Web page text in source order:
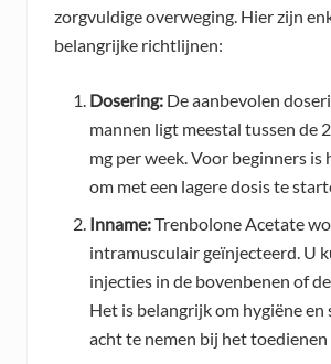
zorgvuldige overweging. Hier zijn
belangrijke richtlijnen:
Dosering: De aanbevolen
mannen ligt meestal tussen de
mg per week. Voor beginners
om met een lagere dosis te
Inname:Trenbolone Acetate
intramusculair geïnjecteerd. U
injecties in de bovenbenen of
Het is belangrijk om hygiëne
acht te nemen bij het